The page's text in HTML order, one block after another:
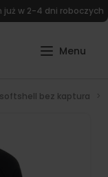
już w 2-4 dni roboczych
bez kaptura